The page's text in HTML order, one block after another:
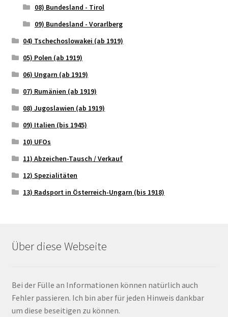
08) Bundesland - Tirol
09) Bundesland - Vorarlberg
04) Tschechoslowakei (ab 1919)
05) Polen (ab 1919)
06) Ungarn (ab 1919)
07) Rumänien (ab 1919)
08) Jugoslawien (ab 1919)
09) Italien (bis 1945)
10) UFOs
11) Abzeichen-Tausch / Verkauf
12) Spezialitäten
13) Radsport in Österreich-Ungarn (bis 1918)
Über diese Webseite
Bei der Fülle an Informationen können natürlich auch
Fehler passieren. Ich bin aber für jeden Hinweis dankbar
um diese beseitigen zu können.